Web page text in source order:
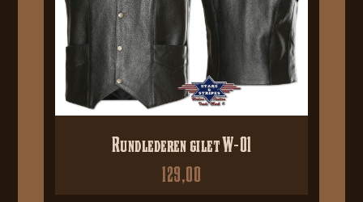
Rundlederen gilet W-01
129,00